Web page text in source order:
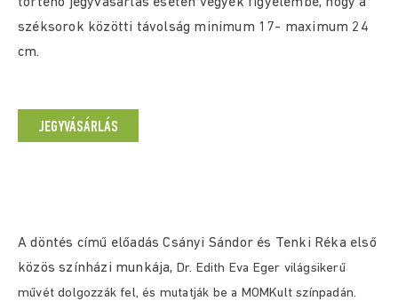
széksorok közötti távolság minimum 17- maximum 24
cm.
JEGYVÁSÁRLÁS
A döntés című előadás Csányi Sándor és Tenki Réka első
közös színházi munkája, Dr. Edith Eva Eger világsikerű
művét dolgozzák fel, és mutatják be a MOMKult színpadán.